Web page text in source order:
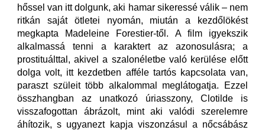
hőssel van itt dolgunk, aki hamar sikeressé válik – nem
ritkán saját ötletei nyomán, miután a kezdőlökést
megkapta Madeleine Forestier-től. A film igyekszik
alkalmassá tenni a karaktert az azonosulásra; a
prostituálttal, akivel a szalonéletbe való kerülése előtt
dolga volt, itt kezdetben afféle tartós kapcsolata van,
paraszt szüleit több alkalommal meglátogatja. Ezzel
összhangban az unatkozó úriasszony, Clotilde is
visszafogottan ábrázolt, mint aki valódi szerelemre
áhítozik, s ugyanezt kapja viszonzásul a nőcsábász